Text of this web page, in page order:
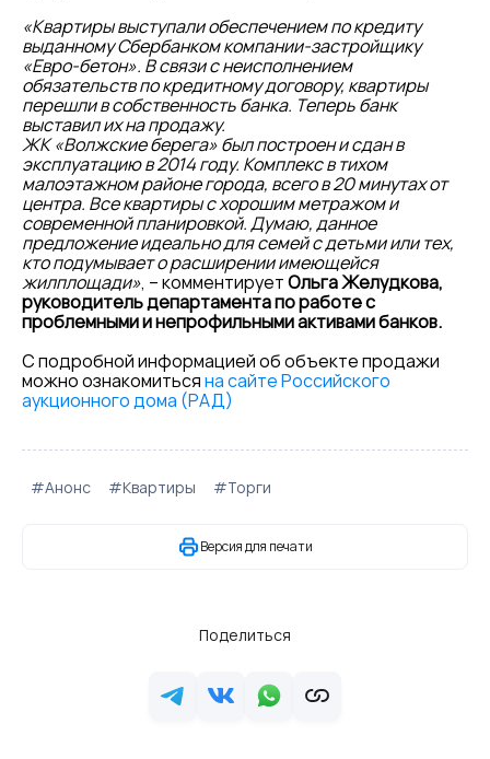
«Квартиры выступали обеспечением по кредиту
выданному Сбербанком компании-застройщику
«Евро-бетон». В связи с неисполнением
обязательств по кредитному договору, квартиры
перешли в собственность банка. Теперь банк
выставил их на продажу.
ЖК «Волжские берега» был построен и сдан в
эксплуатацию в 2014 году. Комплекс в тихом
малоэтажном районе города, всего в 20 минутах от
центра. Все квартиры с хорошим метражом и
современной планировкой. Думаю, данное
предложение идеально для семей с детьми или тех,
кто подумывает о расширении имеющейся
жилплощади», – комментируетОльга Желудкова,
руководитель департамента по работе с
проблемными и непрофильными активами банков.
С подробной информацией об объекте продажи
можно ознакомитьсяна сайте Российского
аукционного дома (РАД)
#Анонс #Квартиры #Торги
Версия для печати
Поделиться